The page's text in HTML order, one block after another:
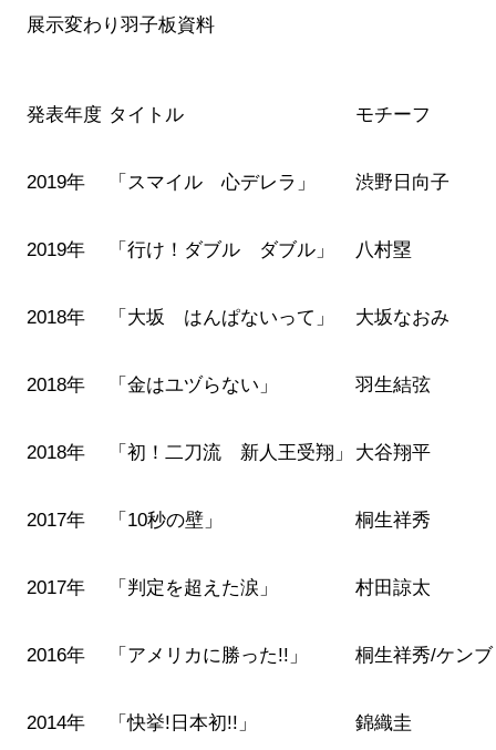
展示変わり羽子板資料
発表年度 タイトル モチーフ
2019年 「スマイル心デレラ」 渋野日向子
2019年 「行け！ダブル ダブル」 八村塁
2018年 「大坂 はんぱないって」 大坂なおみ
2018年 「金はユヅらない」 羽生結弦
2018年 「初！二刀流 新人王受翔」 大谷翔平
2017年 「10秒の壁」 桐生祥秀
2017年 「判定を超えた涙」 村田諒太
2016年 「アメリカに勝った!!」 桐生祥秀/ケン
2014年 「快挙!日本初!!」 錦織圭